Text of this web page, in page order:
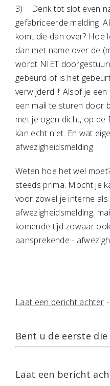
3) Denk tot slot even
gefabriceerde melding.
komt die dan over? Hoe
dan met name over de
wordt NIET
gebeurd of is het
verwijderd!!!’ Alsof je
een mail te sturen door
met je ogen dicht, op de
kan echt niet. En wat
afwezigheidsmelding.
Weten hoe het wel
steeds prima. Mocht je
voor zowel je interne
afwezigheidsmelding,
komende tijd zowaar
aansprekende -
Laat een bericht achter
Bent u de eerste
Laat een bericht